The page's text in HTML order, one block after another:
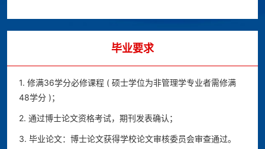
1. 修满36学分必修课程 ( 硕士学位为非管理学专业者需修满
48学分 )；
2. 通过博士论文资格考试，期刊发表确认；
3. 毕业论文：博士论文获得学校论文审核委员会审查通过。
毕业要求